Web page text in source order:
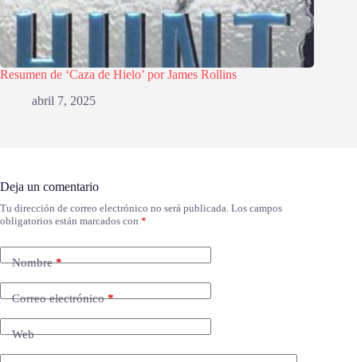
Resumen de ‘Caza de Hielo’ por James Rollins
abril 7, 2025
Deja un comentario
Tu dirección de correo electrónico no será publicada. Los campos
obligatorios están marcados con *
Nombre*
Correo electrónico*
Web